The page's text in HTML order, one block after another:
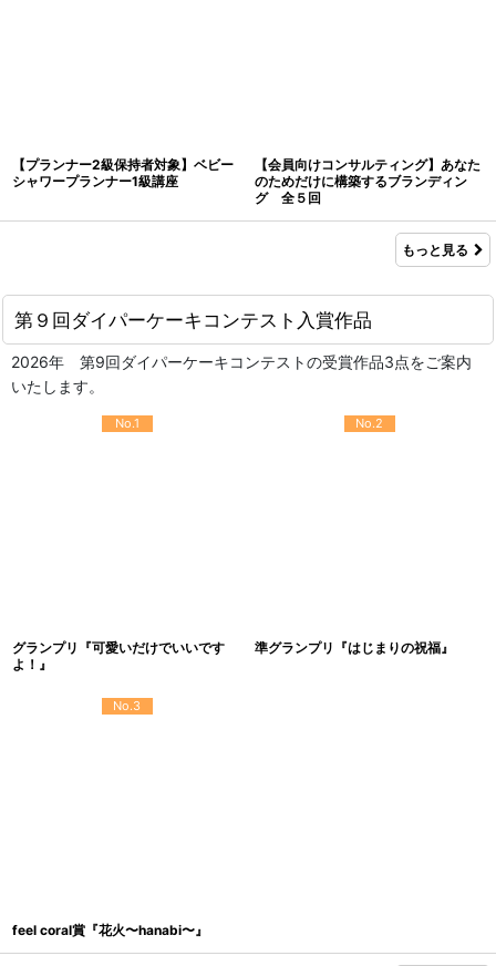
【プランナー2級保持者対象】ベビー
シャワープランナー1級講座
【会員向けコンサルティング】あなた
のためだけに構築するブランディン
グ 全５回
もっと見る
第９回ダイパーケーキコンテスト入賞作品
2026年 第9回ダイパーケーキコンテストの受賞作品3点をご案内
いたします。
No.1
グランプリ『可愛いだけでいいです
よ！』
No.2
準グランプリ『はじまりの祝福』
No.3
feel coral賞『花火〜hanabi〜』